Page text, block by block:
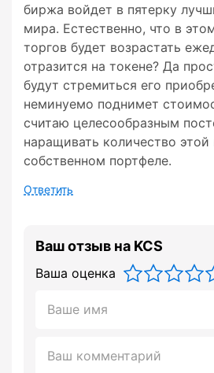
биржа войдет в пятерку
мира. Естественно, что в
торгов будет возрастать
отразится на токене? Да
будут стремиться его
неминуемо поднимет
считаю целесообразным
наращивать количество
собственном портфеле.
Ответить
Ваш отзыв на KCS
Ваша оценка